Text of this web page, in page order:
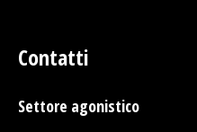
Contatti
Settore agonistico